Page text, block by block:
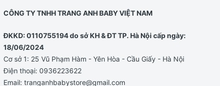
CÔNG TY TNHH TRANG ANH BABY VIỆT NAM
ĐKKD: 0110755194 do sở KH & ĐT TP. Hà Nội cấp ngày:
18/06/2024
Cơ sở 1: 25 Vũ Phạm Hàm - Yên Hòa - Cầu Giấy - Hà Nội
Điện thoại: 0936223622
Email: tranganhbabystore@gmail.com